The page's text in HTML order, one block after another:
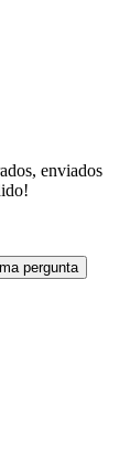
enviados
pergunta